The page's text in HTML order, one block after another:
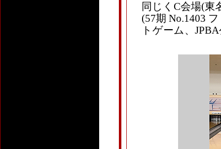
同じくC会場(東
(57期 No.1403
トゲーム、